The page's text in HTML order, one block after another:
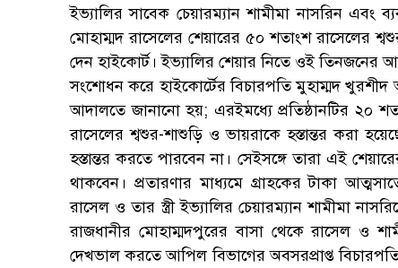
ইভ্যালির সাবেক চেয়ারম্যান শামীমা নাসরিন এবং
মোহাম্মদ রাসেলের শেয়ারের ৫০ শতাংশ রাসেলের
দেন হাইকোর্ট। ইভ্যালির শেয়ার নিতে ওই তিনজনের
সংশোধন করে হাইকোর্টের বিচারপতি মুহাম্মদ
আদালতে জানানো হয়; এরইমধ্যে প্রতিষ্ঠানটির ২০
রাসেলের শ্বশুর-শাশুড়ি ও ভায়রাকে হস্তান্তর করা
হস্তান্তর করতে পারবেন না। সেইসঙ্গে তারা এই
থাকবেন। প্রতারণার মাধ্যমে গ্রাহকের টাকা
রাসেল ও তার স্ত্রী ইভ্যালির চেয়ারম্যান শামীমা
রাজধানীর মোহাম্মদপুরের বাসা থেকে রাসেল ও
দেখভাল করতে আপিল বিভাগের অবসরপ্রাপ্ত